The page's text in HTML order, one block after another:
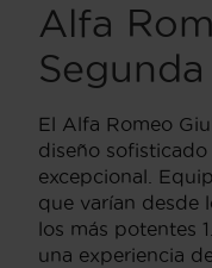
Alfa
El Alfa Romeo
diseño
excepcional.
que varían desde
los más potentes
una experiencia